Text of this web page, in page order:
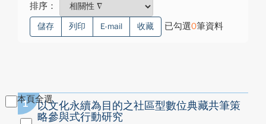
排序：
儲存 列印 E-mail 收藏 已勾選0筆資料
本頁全選
1
以文化永續為目的之社區型數位典藏共筆策
略參與式行動研究